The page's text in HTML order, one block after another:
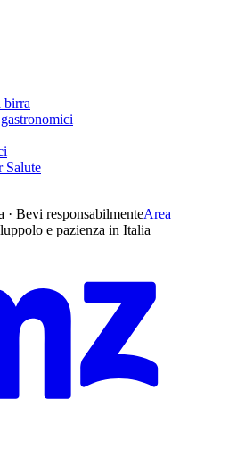
birra
Salute
Bevi responsabilmenteArea
e pazienza in Italia